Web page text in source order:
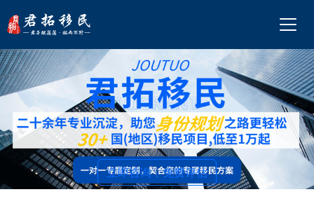
立即咨询，免费评估